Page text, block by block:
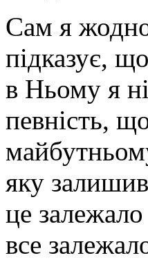
Сам я
підказує,
в Ньому я
певність,
яку
це
все